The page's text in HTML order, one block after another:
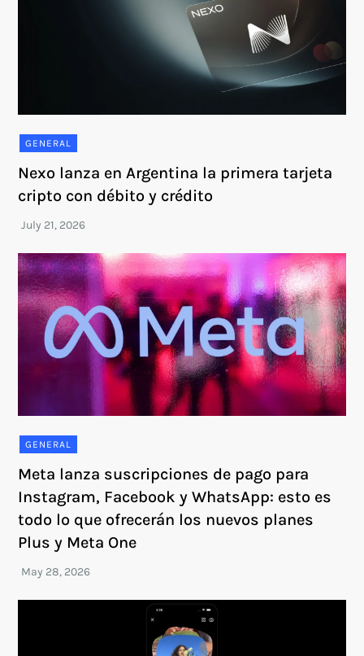
GENERAL
Nexo lanza en Argentina la primera tarjeta
cripto con débito y crédito
GENERAL
Meta lanza suscripciones de pago para
Instagram, Facebook y WhatsApp: esto es
todo lo que ofrecerán los nuevos planes
Plus y Meta One